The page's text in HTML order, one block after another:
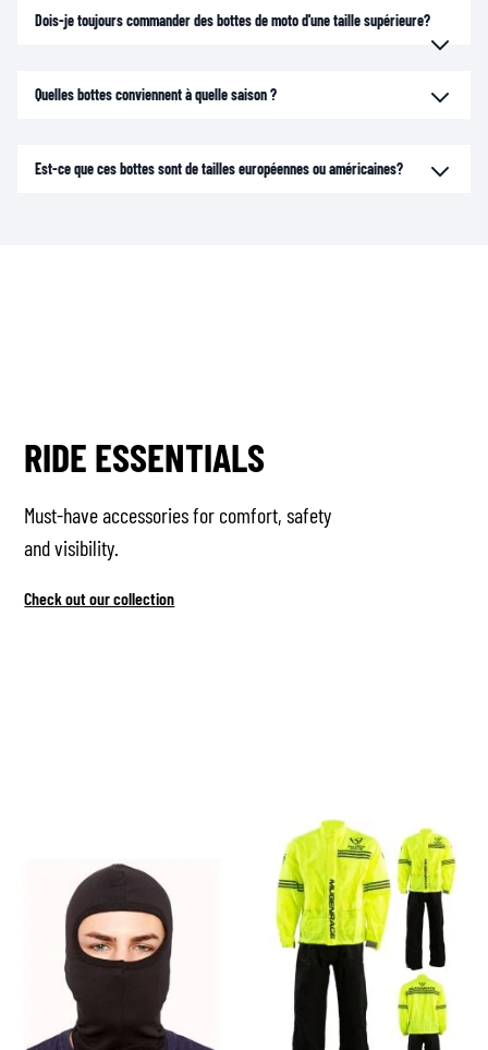
Dois-je toujours commander des bottes de moto d'une taille supérieure?
Quelles bottes conviennent à quelle saison ?
Est-ce que ces bottes sont de tailles européennes ou américaines?
RIDE ESSENTIALS
Must-have accessories for comfort, safety
and visibility.
Check out our collection